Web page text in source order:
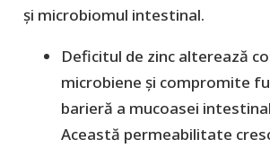
și microbiomul intestinal.
​Deficitul de zinc alterează
microbiene și compromite
barieră a mucoasei
Această permeabilitate